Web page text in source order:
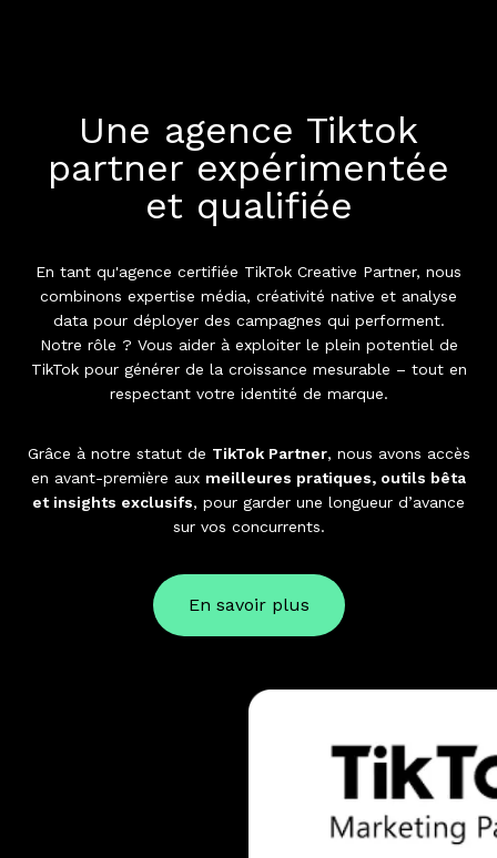
Une agence Tiktok
partner expérimentée
et qualifiée
En tant qu'agence certifiée TikTok Creative Partner, nous
combinons expertise média, créativité native et analyse
data pour déployer des campagnes qui performent.
Notre rôle ? Vous aider à exploiter le plein potentiel de
TikTok pour générer de la croissance mesurable – tout en
respectant votre identité de marque.
Grâce à notre statut de TikTok Partner, nous avons accès
en avant-première aux meilleures pratiques, outils bêta
et insights exclusifs, pour garder une longueur d’avance
sur vos concurrents.
En savoir plus